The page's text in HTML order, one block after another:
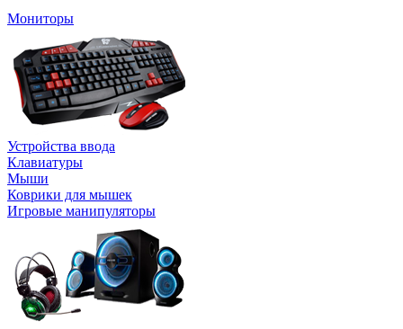
Мониторы
Устройства ввода
Клавиатуры
Мыши
Коврики для мышек
Игровые манипуляторы